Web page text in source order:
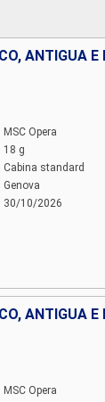
MSC Opera
18 g
Cabina standard
Genova
30/10/2026
MSC Opera